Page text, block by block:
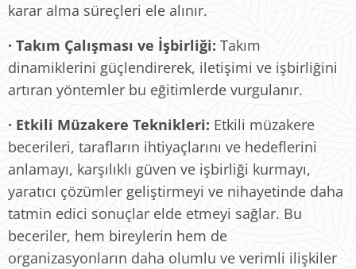
karar alma süreçleri ele alınır.
· Takım Çalışması ve İşbirliği: Takım
dinamiklerini güçlendirerek, iletişimi ve işbirliğini
artıran yöntemler bu eğitimlerde vurgulanır.
· Etkili Müzakere Teknikleri: Etkili müzakere
becerileri, tarafların ihtiyaçlarını ve hedeflerini
anlamayı, karşılıklı güven ve işbirliği kurmayı,
yaratıcı çözümler geliştirmeyi ve nihayetinde daha
tatmin edici sonuçlar elde etmeyi sağlar. Bu
beceriler, hem bireylerin hem de
organizasyonların daha olumlu ve verimli ilişkiler